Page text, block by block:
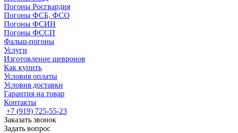
Погоны Росгвардия
Погоны ФСБ, ФСО
Погоны ФСИН
Погоны ФССП
Фальш-погоны
Услуги
Изготовление шевронов
Как купить
Условия оплаты
Условия доставки
Гарантия на товар
Контакты
+7 (919) 725-55-23
Заказать звонок
Задать вопрос